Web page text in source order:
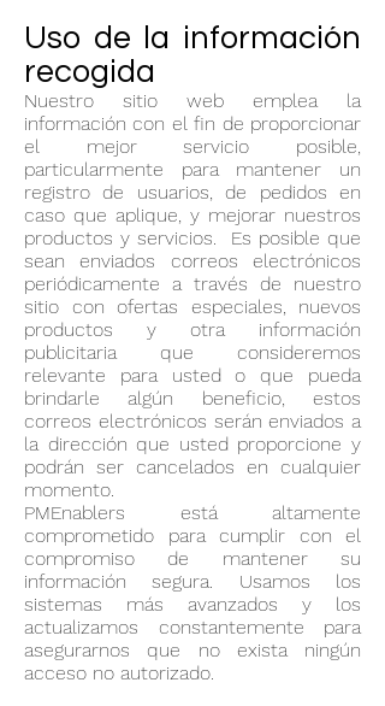
Uso de la información
recogida
Nuestro sitio web emplea la
información con el fin de proporcionar
el mejor servicio posible,
particularmente para mantener un
registro de usuarios, de pedidos en
caso que aplique, y mejorar nuestros
productos y servicios. Es posible que
sean enviados correos electrónicos
periódicamente a través de nuestro
sitio con ofertas especiales, nuevos
productos y otra información
publicitaria que consideremos
relevante para usted o que pueda
brindarle algún beneficio, estos
correos electrónicos serán enviados a
la dirección que usted proporcione y
podrán ser cancelados en cualquier
momento.
PMEnablers está altamente
comprometido para cumplir con el
compromiso de mantener su
información segura. Usamos los
sistemas más avanzados y los
actualizamos constantemente para
asegurarnos que no exista ningún
acceso no autorizado.